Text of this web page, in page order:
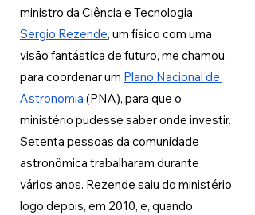
ministro da Ciência e Tecnologia,
Sergio Rezende, um físico com uma
visão fantástica de futuro, me chamou
para coordenar um Plano Nacional de
Astronomia (PNA), para que o
ministério pudesse saber onde investir.
Setenta pessoas da comunidade
astronômica trabalharam durante
vários anos. Rezende saiu do ministério
logo depois, em 2010, e, quando